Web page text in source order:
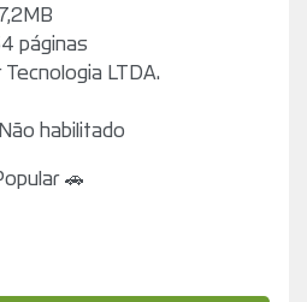
7,2MB
páginas
LTDA.
Não habilitado
🚗